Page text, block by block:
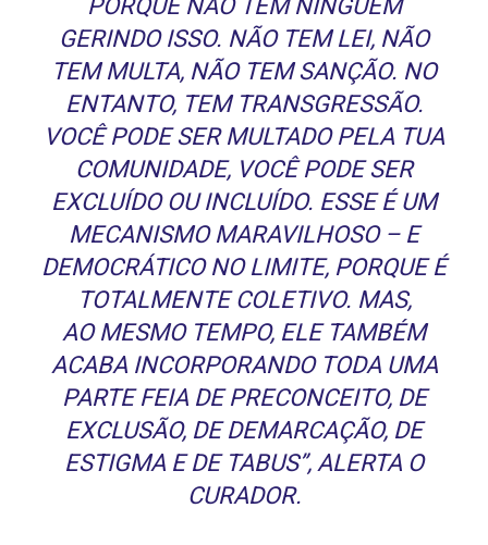
PORQUE NÃO TEM NINGUÉM
GERINDO ISSO. NÃO TEM LEI, NÃO
TEM MULTA, NÃO TEM SANÇÃO. NO
ENTANTO, TEM TRANSGRESSÃO.
VOCÊ PODE SER MULTADO PELA TUA
COMUNIDADE, VOCÊ PODE SER
EXCLUÍDO OU INCLUÍDO. ESSE É UM
MECANISMO MARAVILHOSO – E
DEMOCRÁTICO NO LIMITE, PORQUE É
TOTALMENTE COLETIVO. MAS,
AO MESMO TEMPO, ELE TAMBÉM
ACABA INCORPORANDO TODA UMA
PARTE FEIA DE PRECONCEITO, DE
EXCLUSÃO, DE DEMARCAÇÃO, DE
ESTIGMA E DE TABUS”, ALERTA O
CURADOR.